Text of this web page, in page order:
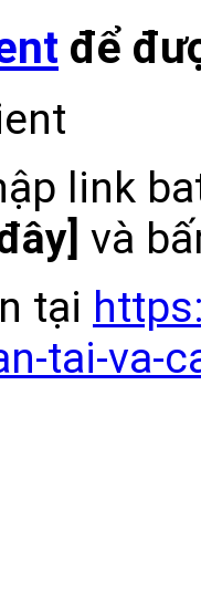
để
link
và
tại
tai-va-